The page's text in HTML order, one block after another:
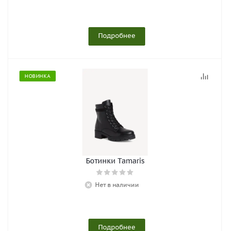
Подробнее
НОВИНКА
Ботинки Tamaris
Нет в наличии
Подробнее